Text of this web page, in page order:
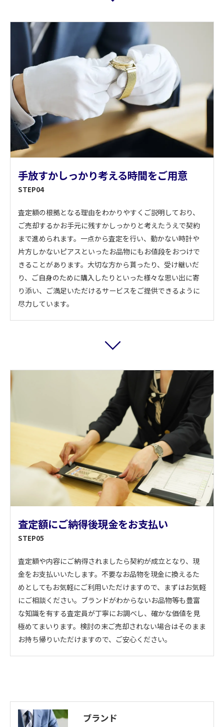
手放すかしっかり考える時間をご用意
STEP04
査定額の根拠となる理由をわかりやすくご説明しており、
ご売却するかお手元に残すかしっかりと考えたうえで契約
まで進められます。一点から査定を行い、動かない時計や
片方しかないピアスといったお品物にもお値段をおつけで
きることがあります。大切な方から貰ったり、受け継いだ
り、ご自身のために購入したりといった様々な思い出に寄
り添い、ご満足いただけるサービスをご提供できるように
尽力しています。
査定額にご納得後現金をお支払い
STEP05
査定額や内容にご納得されましたら契約が成立となり、現
金をお支払いいたします。不要なお品物を現金に換えるた
めとしてもお気軽にご利用いただけますので、まずはお気軽
にご相談ください。ブランドがわからないお品物等も豊富
な知識を有する査定員が丁寧にお調べし、確かな価値を見
極めてまいります。検討の末ご売却されない場合はそのまま
お持ち帰りいただけますので、ご安心ください。
ブランド
お気軽にお問い合わせください